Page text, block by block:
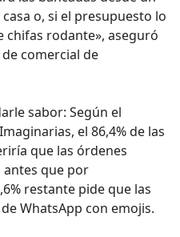
o, si el presupuesto lo
chifas rodante», aseguró
comercial de
sabor: Según el
el 86,4% de las
que las órdenes
que por
restante pide que las
WhatsApp con emojis.